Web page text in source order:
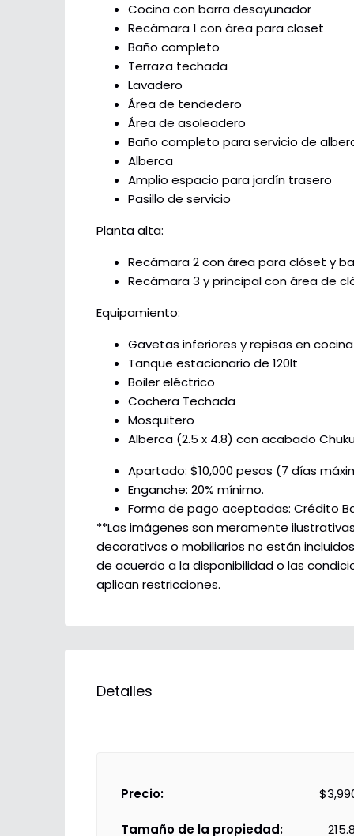
Cocina con barra desayunador
Recámara 1 con área para closet
Baño completo
Terraza techada
Lavadero
Área de tendedero
Área de asoleadero
Baño completo para servicio de
Alberca
Amplio espacio para jardín trasero
Pasillo de servicio
Planta alta:
Recámara 2 con área para clóset y
Recámara 3 y principal con área de
Equipamiento:
Gavetas inferiores y repisas en
Tanque estacionario de 120lt
Boiler eléctrico
Cochera Techada
Mosquitero
Alberca (2.5 x 4.8) con acabado
Apartado: $10,000 pesos (7 días
Enganche: 20% mínimo.
Forma de pago aceptadas: Crédito
**Las imágenes son meramente
decorativos o mobiliarios no están
de acuerdo a la disponibilidad o las
aplican restricciones.
Detalles
Precio:
Tamaño de la propiedad: